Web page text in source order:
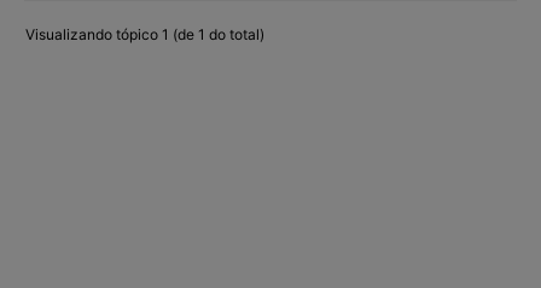
Visualizando tópico 1 (de 1 do total)